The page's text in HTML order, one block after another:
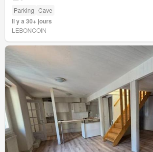
Parking Cave
Il y a 30+ jours
LEBONCOIN